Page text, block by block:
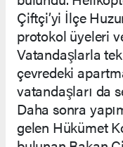
Çiftçi’yi İlçe
protokol üyeleri
Vatandaşlarla
çevredeki
vatandaşları da
Daha sonra
gelen Hükümet